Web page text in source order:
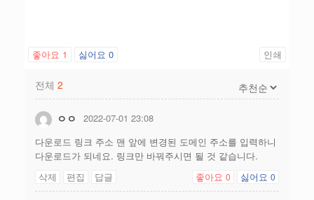
좋아요 1 싫어요 0 인쇄
전체 2
ㅇㅇ
2022-07-01 23:08
다운로드 링크 주소 맨 앞에 변경된 도메인 주소를 입력하니
다운로드가 되네요. 링크만 바꿔주시면 될 것 같습니다.
삭제
편집 답글 좋아요 0 싫어요 0